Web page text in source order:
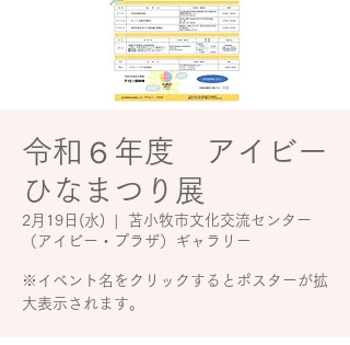
令和６年度 アイビー
ひなまつり展
2月19日(水)
苫小牧市文化交流センター
（アイビー・プラザ）ギャラリー
※イベント名をクリックするとポスターが拡
大表示されます。